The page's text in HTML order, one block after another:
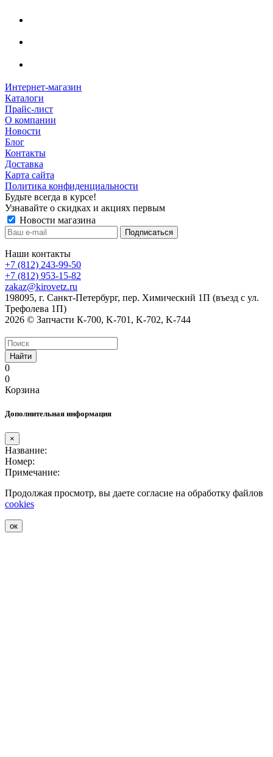
Интернет-магазин
Каталоги
Прайс-лист
О компании
Новости
Блог
Контакты
Доставка
Карта сайта
Политика конфиденциальности
Будьте всегда в курсе!
Узнавайте о скидках и акциях первым
Новости магазина
Наши контакты
+7 (812) 243-99-50
+7 (812) 953-15-82
zakaz@kirovetz.ru
198095, г. Санкт-Петербург, пер. Химический 1П (въезд с ул.
Трефолева 1П)
2026 © Запчасти К-700, K-701, K-702, K-744
Найти
0
0
Корзина
Дополнительная информация
×
Название:
Номер:
Примечание:
Продолжая просмотр, вы даете согласие на обработку файлов
cookies
ок